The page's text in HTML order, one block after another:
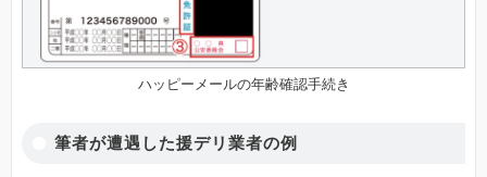
ハッピーメールの年齢確認手続き
筆者が遭遇した援デリ業者の例